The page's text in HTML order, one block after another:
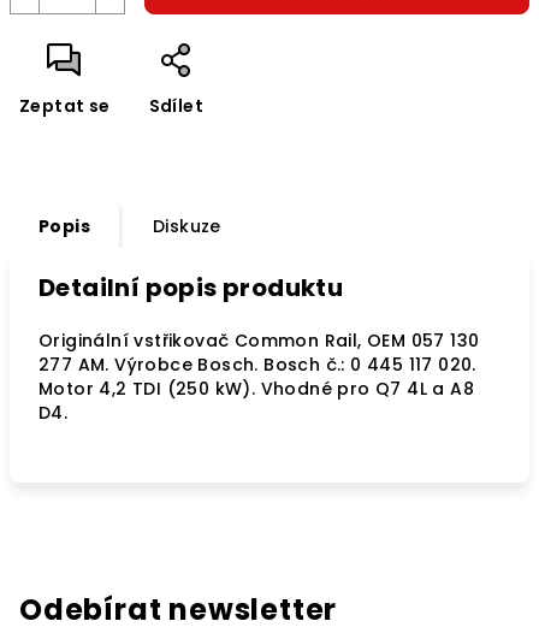
Zeptat se Sdílet
Popis Diskuze
Detailní popis produktu
Originální vstřikovač Common Rail, OEM 057 130
277 AM. Výrobce Bosch. Bosch č.: 0 445 117 020.
Motor 4,2 TDI (250 kW). Vhodné pro Q7 4L aA8
D4.
Odebírat newsletter